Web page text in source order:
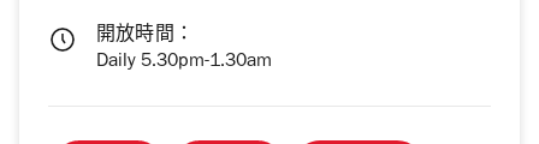
開放時間：
Daily 5.30pm-1.30am